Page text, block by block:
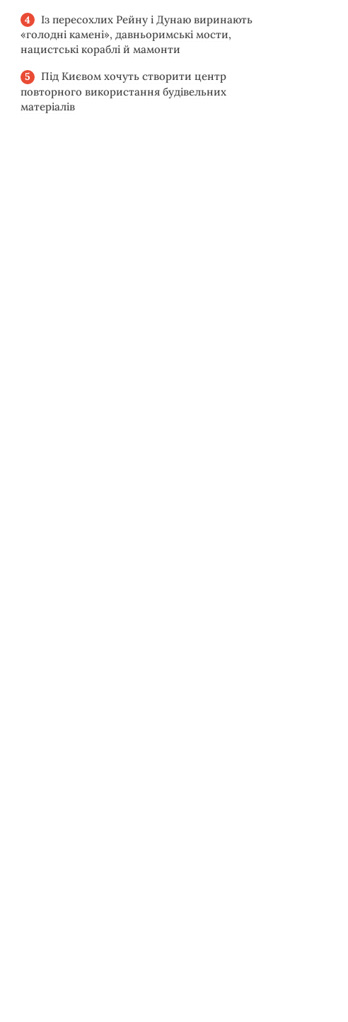
Із пересохлих Рейну і Дунаю виринають
«голодні камені», давньоримські мости,
нацистські кораблі й мамонти
Під Києвом хочуть створити центр
повторного використання будівельних
матеріалів